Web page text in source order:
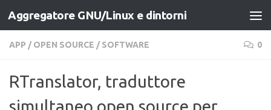
Salta al contenuto
Aggregatore GNU/Linux e dintorni
APP / OPEN SOURCE / SOFTWARE 0
RTranslator, traduttore
simultaneo open source per